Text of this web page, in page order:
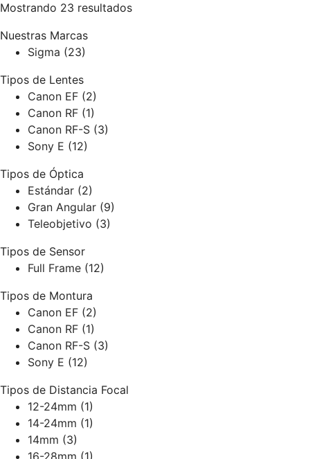
Mostrando 23 resultados
Nuestras Marcas
Sigma (23)
Tipos de Lentes
Canon EF (2)
Canon RF (1)
Canon RF-S (3)
Sony E (12)
Tipos de Óptica
Estándar (2)
Gran Angular (9)
Teleobjetivo (3)
Tipos de Sensor
Full Frame (12)
Tipos de Montura
Canon EF (2)
Canon RF (1)
Canon RF-S (3)
Sony E (12)
Tipos de Distancia Focal
12-24mm (1)
14-24mm (1)
14mm (3)